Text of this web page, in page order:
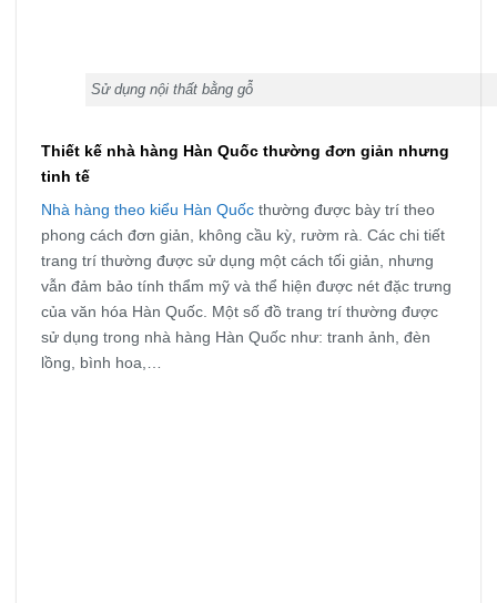
Sử dụng nội thất bằng gỗ
Thiết kế nhà hàng Hàn Quốc thường đơn giản nhưng
tinh tế
Nhà hàng theo kiểu Hàn Quốcthường được bày trí theo
phong cách đơn giản, không cầu kỳ, rườm rà. Các chi tiết
trang trí thường được sử dụng một cách tối giản, nhưng
vẫn đảm bảo tính thẩm mỹ và thể hiện được nét đặc trưng
của văn hóa Hàn Quốc. Một số đồ trang trí thường được
sử dụng trong nhà hàng Hàn Quốc như: tranh ảnh, đèn
lồng, bình hoa,…